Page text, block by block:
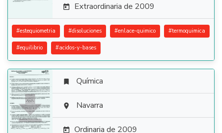
 Extraordinaria de 2009
#estequiometria #disoluciones #enlace-quimico #termoquimica
#equilibrio #acidos-y-bases

 Química
 Navarra
 Ordinaria de 2009